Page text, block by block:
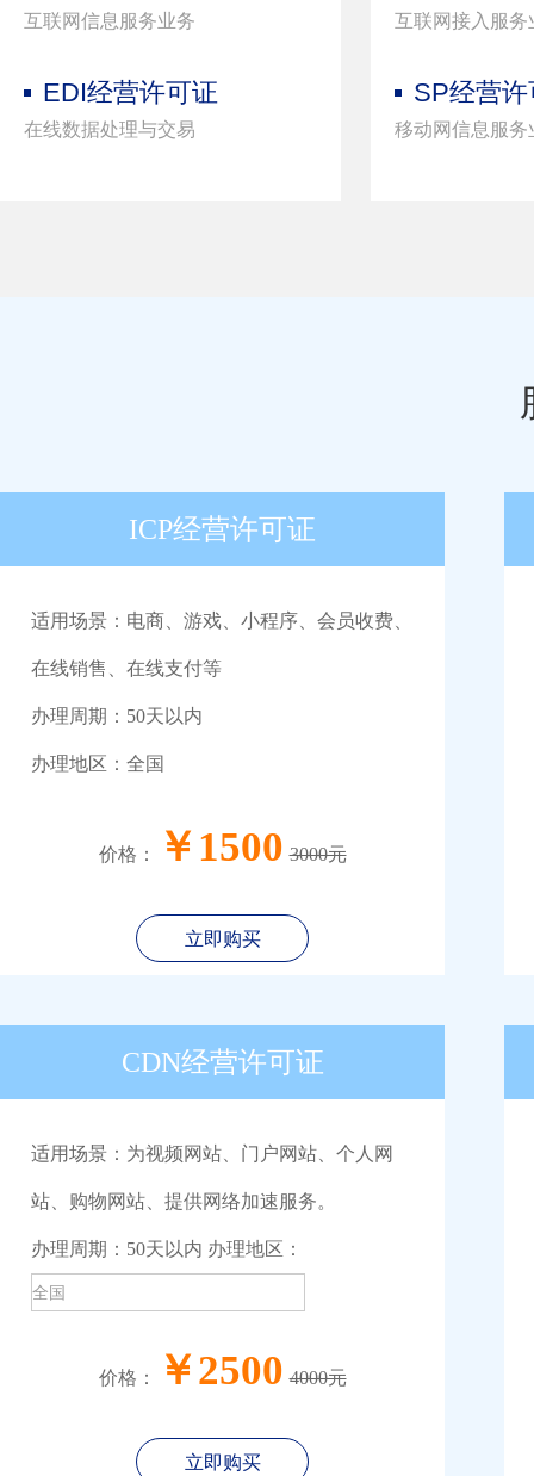
互联网信息服务业务
EDI经营许可证
在线数据处理与交易
互联网接入服务
SP经营
移动网信息服务
ICP经营许可证
适用场景：电商、游戏、小程序、会员收费、
在线销售、在线支付等
办理周期：50天以内
办理地区：全国
价格： ￥1500 3000元
立即购买
CDN经营许可证
适用场景：为视频网站、门户网站、个人网
站、购物网站、提供网络加速服务。
办理周期：50天以内 办理地区：
价格： ￥2500 4000元
立即购买